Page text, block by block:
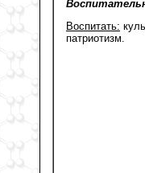
Воспитать:
патриотизм.